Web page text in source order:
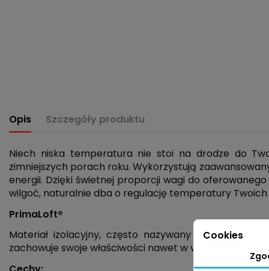
Opis Szczegóły produktu
Niech niska temperatura nie stoi na drodze do
zimniejszych porach roku. Wykorzystują
energii. Dzięki świetnej proporcji wagi do
wilgoć, naturalnie dba o regulację temperatury
PrimaLoft®
Materiał izolacyjny, często nazywany
zachowuje swoje właściwości nawet w wilgotnych
Cookies